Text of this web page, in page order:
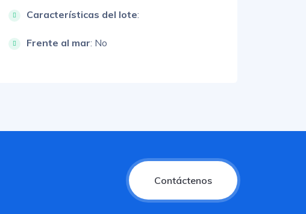
Características del lote:
Frente al mar: No
Contáctenos